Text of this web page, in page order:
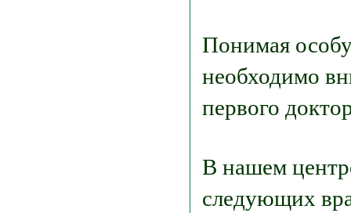
Понимая
необходимо
первого
В нашем
следующих